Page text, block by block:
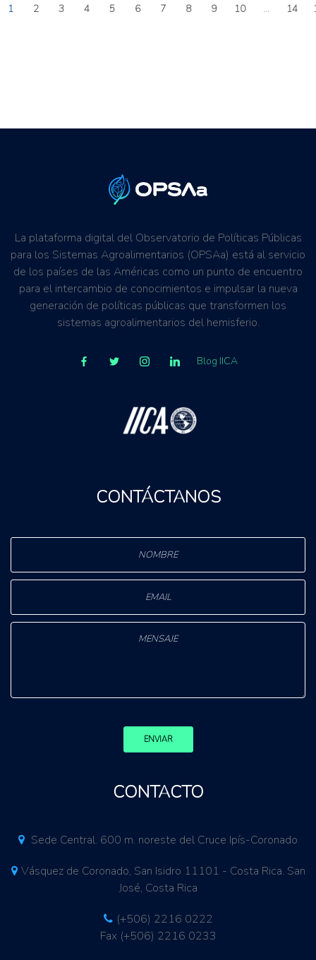
1 2 3 4 5 6 7 8 9 10 ... 14
La plataforma digital del Observatorio de Políticas Públicas
para los Sistemas Agroalimentarios (OPSAa) está al servicio
de los países de las Américas como un punto de encuentro
para el intercambio de conocimientos e impulsar la nueva
generación de políticas públicas que transformen los
sistemas agroalimentarios del hemisferio.
Blog IICA
CONTÁCTANOS
ENVIAR
CONTACTO
Sede Central. 600 m. noreste del Cruce Ipís-Coronado
Vásquez de Coronado, San Isidro 11101 - Costa Rica. San
José, Costa Rica
(+506) 2216 0222
Fax (+506) 2216 0233